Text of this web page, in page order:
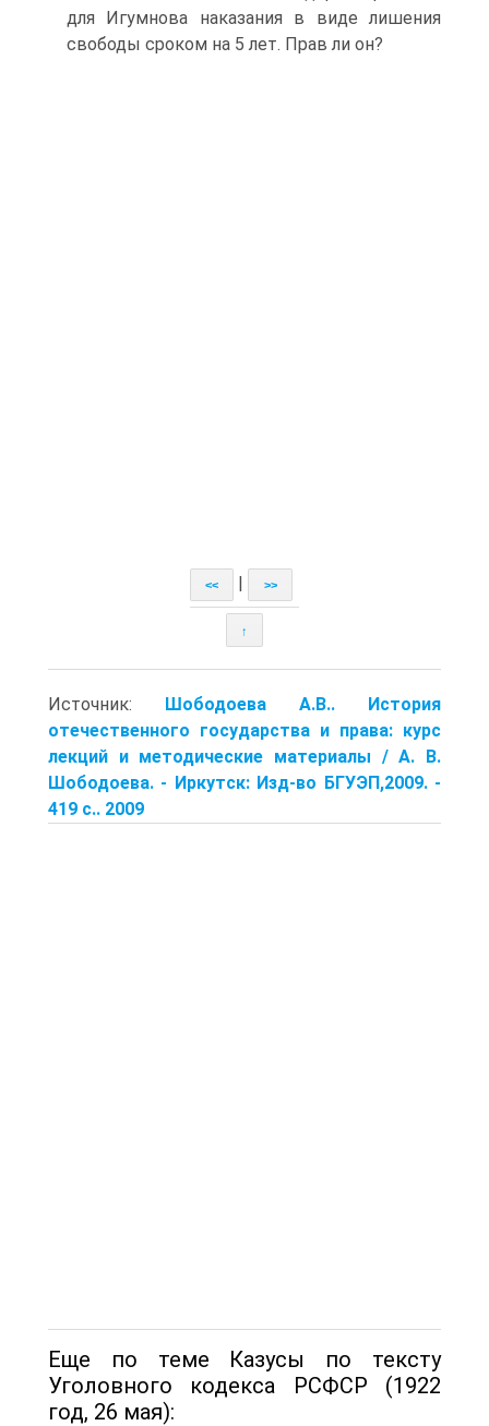
для Игумнова наказания в виде лишения
свободы сроком на 5 лет. Прав ли он?
<< >>
↑
Источник: Шободоева А.В.. История
отечественного государства и права: курс
лекций и методические материалы / А. В.
Шободоева. - Иркутск: Изд-во БГУЭП,2009. -
419 с.. 2009
Еще по теме Казусы по тексту
Уголовного кодекса РСФСР (1922
год, 26 мая):